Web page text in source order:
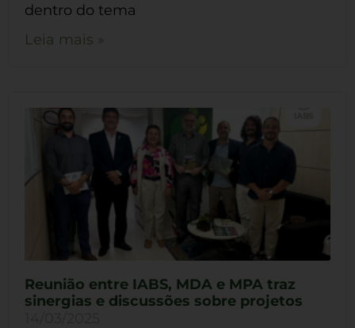
dentro do tema
Leia mais »
Reunião entre IABS, MDA e MPA traz
sinergias e discussões sobre projetos